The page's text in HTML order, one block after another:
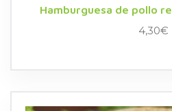
Hamburguesa de pollo
4,30€